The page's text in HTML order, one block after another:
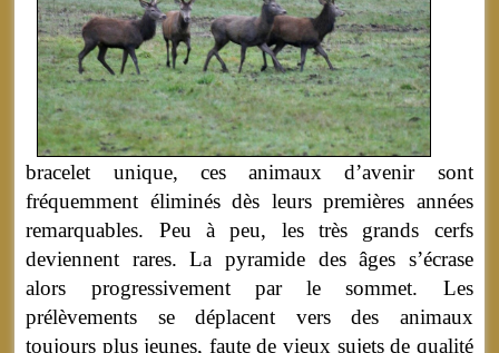
bracelet unique, ces animaux d’avenir sont
fréquemment éliminés dès leurs premières années
remarquables. Peu à peu, les très grands cerfs
deviennent rares. La pyramide des âges s’écrase
alors progressivement par le sommet. Les
prélèvements se déplacent vers des animaux
toujours plus jeunes, faute de vieux sujets de qualité